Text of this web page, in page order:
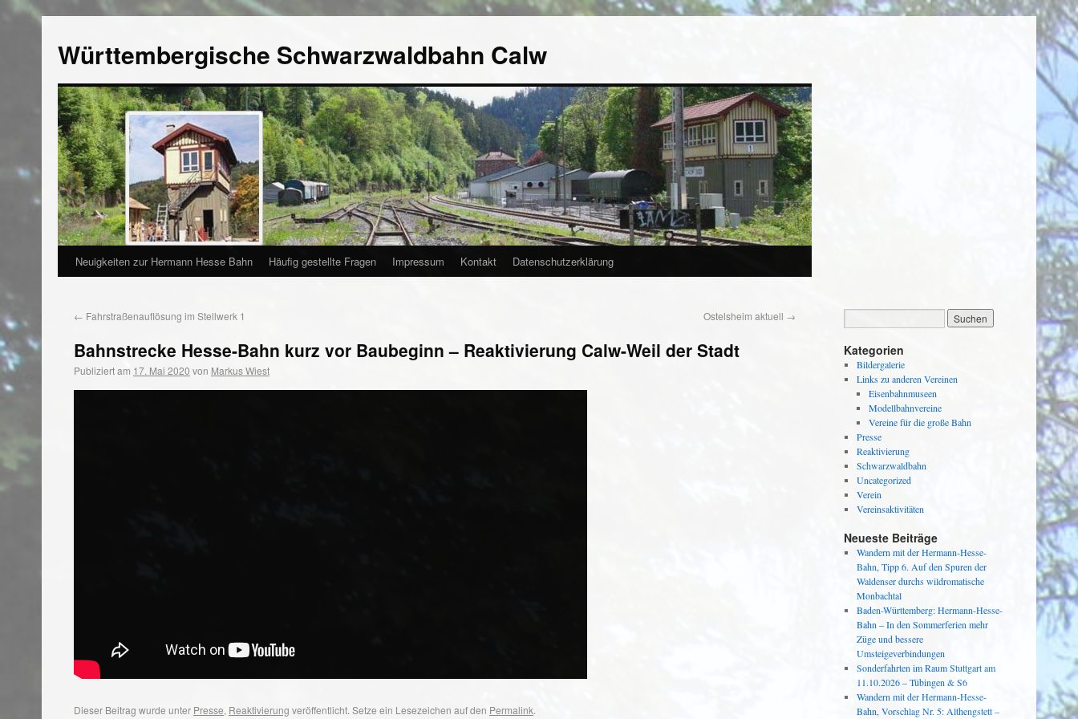
Württembergische Schwarzwaldbahn Calw
Neuigkeiten zur Hermann Hesse Bahn Häufig gestellte Fragen Impressum Kontakt Datenschutzerklärung
← Fahrstraßenauflösung im Stellwerk 1 Ostelsheim aktuell →
Bahnstrecke Hesse-Bahn kurz vor Baubeginn – Reaktivierung Calw-Weil der Stadt
Publiziert am 17. Mai 2020 von Markus Wiest
Dieser Beitrag wurde unter Presse, Reaktivierung veröffentlicht. Setze ein Lesezeichen auf den Permalink.
Kategorien
Bildergalerie
Links zu anderen Vereinen
Eisenbahnmuseen
Modellbahnvereine
Vereine für die große Bahn
Presse
Reaktivierung
Schwarzwaldbahn
Uncategorized
Verein
Vereinsaktivitäten
Neueste Beiträge
Wandern mit der Hermann-Hesse-
Bahn, Tipp 6. Auf den Spuren der
Waldenser durchs wildromatische
Monbachtal
Baden-Württemberg: Hermann-Hesse-
Bahn – In den Sommerferien mehr
Züge und bessere
Umsteigeverbindungen
Sonderfahrten im Raum Stuttgart am
11.10.2026 – Tübingen & S6
Wandern mit der Hermann-Hesse-
Bahn, Vorschlag Nr. 5: Althengstett –